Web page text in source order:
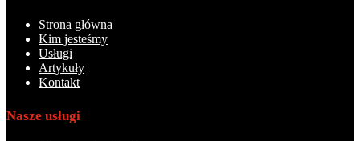
Strona główna
Kim jesteśmy
Usługi
Artykuły
Kontakt
Nasze usługi